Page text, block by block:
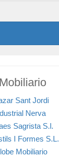
Sant Jordi
Nerva
Sagrista S.l.
I Formes S.L.
Mobiliario